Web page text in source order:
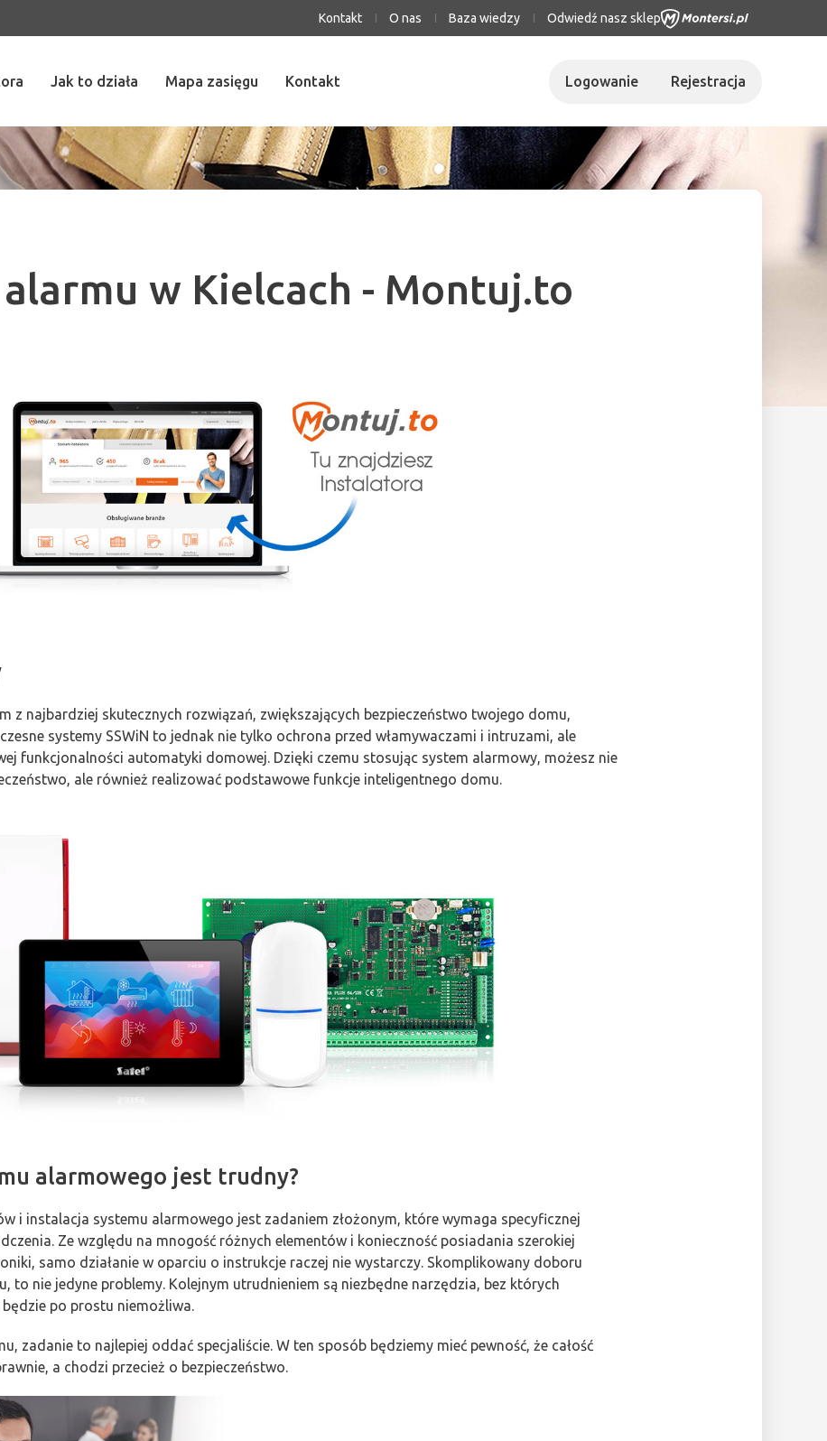
Kontakt O nas Baza wiedzy Odwiedź nasz sklep
Jak to działa Mapa zasięgu Kontakt Logowanie Rejestracja
w Kielcach - Montuj.to
z najbardziej skutecznych rozwiązań, zwiększających bezpieczeństwo twojego domu,
systemy SSWiN to jednak nie tylko ochrona przed włamywaczami i intruzami, ale
funkcjonalności automatyki domowej. Dzięki czemu stosując system alarmowy, możesz nie
ale również realizować podstawowe funkcje inteligentnego domu.
alarmowego jest trudny?
i instalacja systemu alarmowego jest zadaniem złożonym, które wymaga specyficznej
Ze względu na mnogość różnych elementów i konieczność posiadania szerokiej
samo działanie w oparciu o instrukcje raczej nie wystarczy. Skomplikowany doboru
to nie jedyne problemy. Kolejnym utrudnieniem są niezbędne narzędzia, bez których
po prostu niemożliwa.
zadanie to najlepiej oddać specjaliście. W ten sposób będziemy mieć pewność, że całość
a chodzi przecież o bezpieczeństwo.